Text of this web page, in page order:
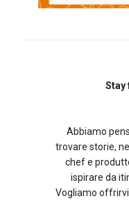
Stay
Abbiamo
trovare storie,
chef e
ispirare da
Vogliamo